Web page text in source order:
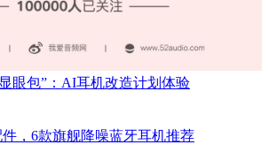
眼包”：AI耳机改造计划体验
件，6款旗舰降噪蓝牙耳机推荐